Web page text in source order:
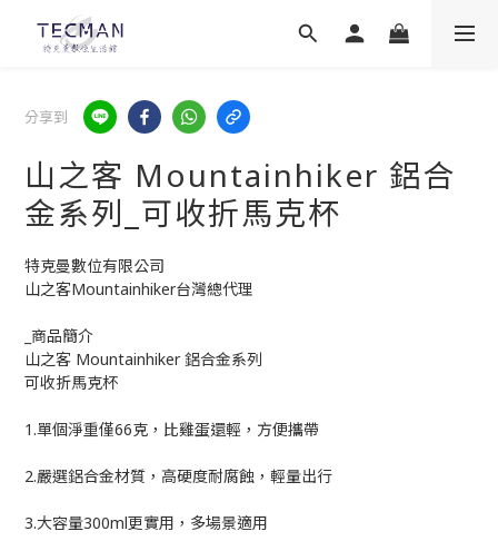
分享到
山之客 Mountainhiker 鋁合
金系列_可收折馬克杯
特克曼數位有限公司
山之客Mountainhiker台灣總代理
_商品簡介
山之客 Mountainhiker 鋁合金系列
可收折馬克杯
1.單個淨重僅66克，比雞蛋還輕，方便攜帶
2.嚴選鋁合金材質，高硬度耐腐蝕，輕量出行
3.大容量300ml更實用，多場景適用